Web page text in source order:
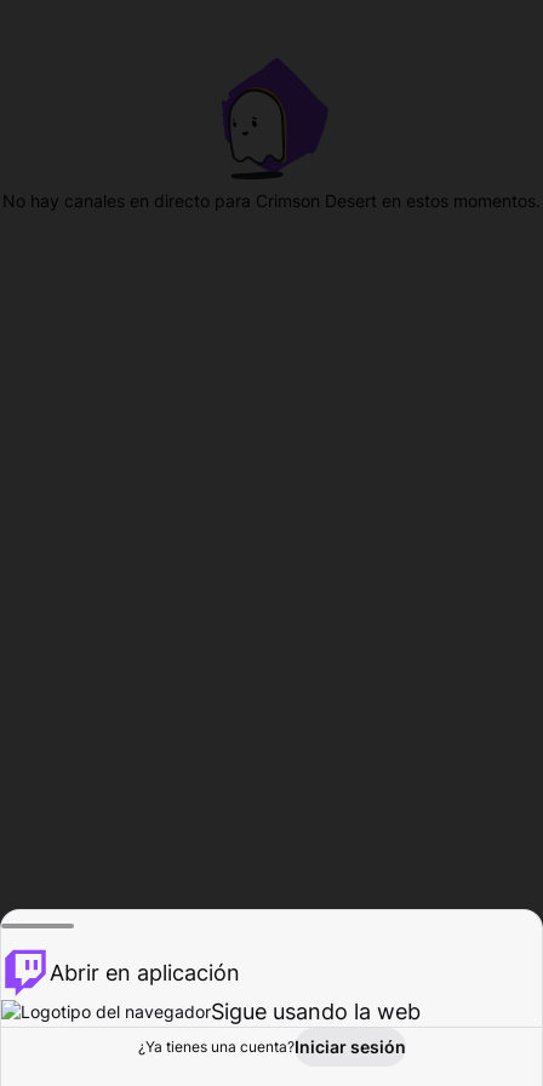
Explorar Actividad
No hay canales en directo para Crimson Desert en estos momentos.
Abrir en aplicación
Sigue usando la web
¿Ya tienes una cuenta?Iniciar sesión